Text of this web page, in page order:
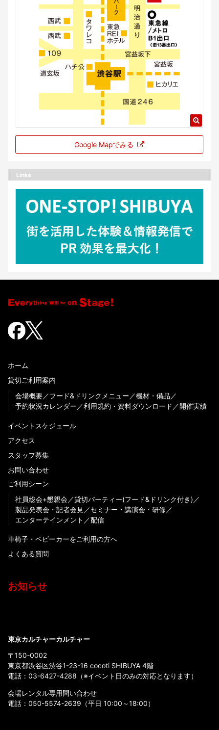
Google Mapでみる
Links
ホーム
貸切ご利用案内
会場概要
フード&ドリンクメニュー
機材・備品
予約状況カレンダー
利用規約・資料ダウンロード 開催実績
イベントスケジュール
アクセス
スタッフ募集
お問い合わせ
ご利用シーン
社員総会+懇親会
貸切パーティー(フード&ドリンク付き)
製品発表会・記者会見
セミナー・講演会・研修
エンターテインメント
配信
車椅子・ベビーカーをご利用の方へ
よくある質問
お知らせ
東京カルチャーカルチャー
〒150-0002
東京都渋谷区渋谷1-23-16 cocoti SHIBUYA 4階
電話： 03-6427-4288 （※イベント日のみの対応となります）
会場レンタル専用問い合わせ
電話： 050-5574-2639 （平日 10:00～18:00）